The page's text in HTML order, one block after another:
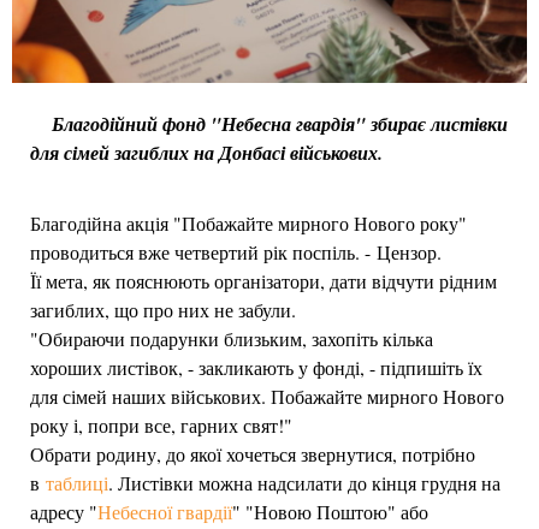
Благодійний фонд "Небесна гвардія" збирає листівки
для сімей загиблих на Донбасі військових.
Благодійна акція "Побажайте мирного Нового року"
проводиться вже четвертий рік поспіль. - Цензор.
Її мета, як пояснюють організатори, дати відчути рідним
загиблих, що про них не забули.
"Обираючи подарунки близьким, захопіть кілька
хороших листівок, - закликають у фонді, - підпишіть їх
для сімей наших військових. Побажайте мирного Нового
року і, попри все, гарних свят!"
Обрати родину, до якої хочеться звернутися, потрібно
в таблиці. Листівки можна надсилати до кінця грудня на
адресу "Небесної гвардії" "Новою Поштою" або